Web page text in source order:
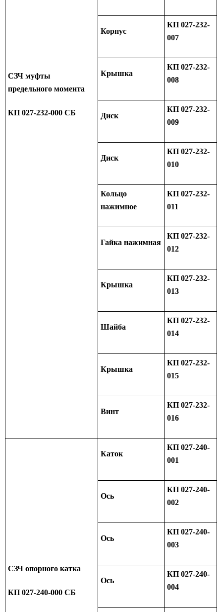
СЗЧ муфты
предельного момента
КП 027-232-000 СБ
Корпус
КП 027-232-
007
Крышка
КП 027-232-
008
Диск
КП 027-232-
009
Диск
КП 027-232-
010
Кольцо
нажимное
КП 027-232-
011
Гайка нажимная
КП 027-232-
012
Крышка
КП 027-232-
013
Шайба
КП 027-232-
014
Крышка
КП 027-232-
015
Винт
КП 027-232-
016
СЗЧ опорного катка
КП 027-240-000 СБ
Каток
КП 027-240-
001
Ось
КП 027-240-
002
Ось
КП 027-240-
003
Ось
КП 027-240-
004